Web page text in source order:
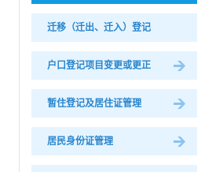
迁移（迁出、迁入）登记
户口登记项目变更或更正
暂住登记及居住证管理
居民身份证管理